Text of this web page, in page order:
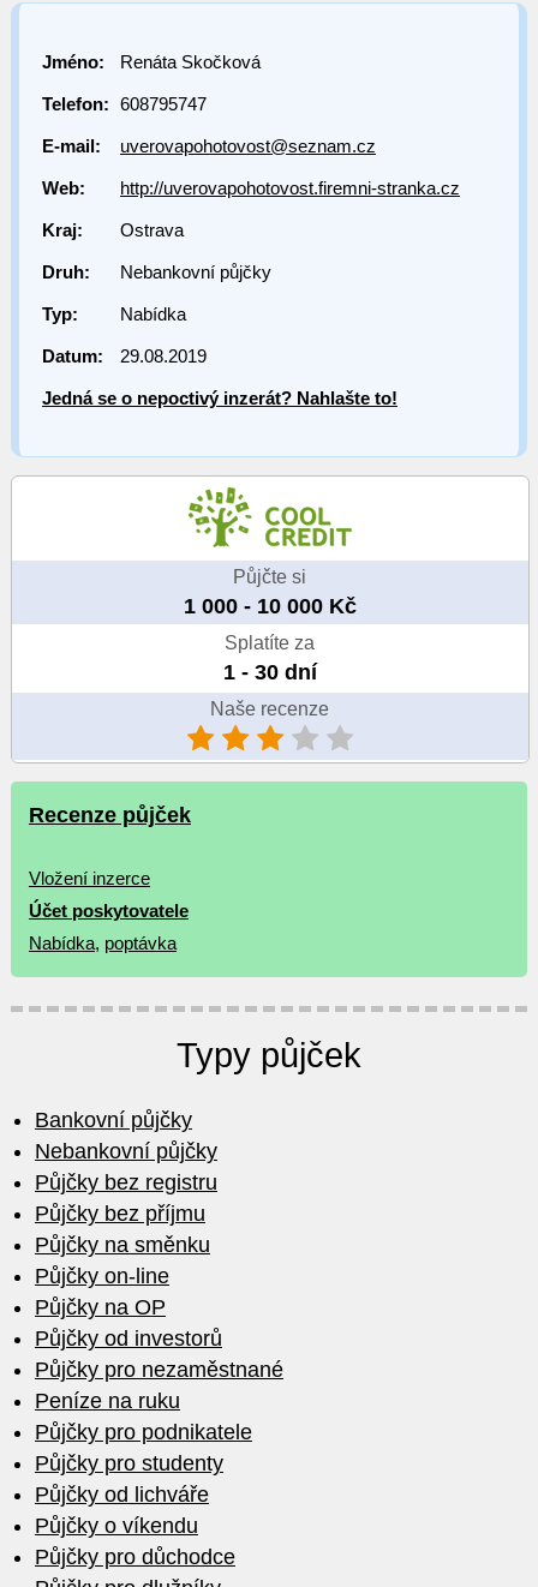
Jméno: Renáta Skočková
Telefon: 608795747
E-mail: uverovapohotovost@seznam.cz
Web: http://uverovapohotovost.firemni-stranka.cz
Kraj: Ostrava
Druh: Nebankovní půjčky
Typ: Nabídka
Datum: 29.08.2019
Jedná se o nepoctivý inzerát? Nahlašte to!
Půjčte si
1 000 - 10 000 Kč
Splatíte za
1 - 30 dní
Naše recenze
Recenze půjček
Vložení inzerce
Účet poskytovatele
Nabídka, poptávka
Typy půjček
Bankovní půjčky
Nebankovní půjčky
Půjčky bez registru
Půjčky bez příjmu
Půjčky na směnku
Půjčky on-line
Půjčky na OP
Půjčky od investorů
Půjčky pro nezaměstnané
Peníze na ruku
Půjčky pro podnikatele
Půjčky pro studenty
Půjčky od lichváře
Půjčky o víkendu
Půjčky pro důchodce